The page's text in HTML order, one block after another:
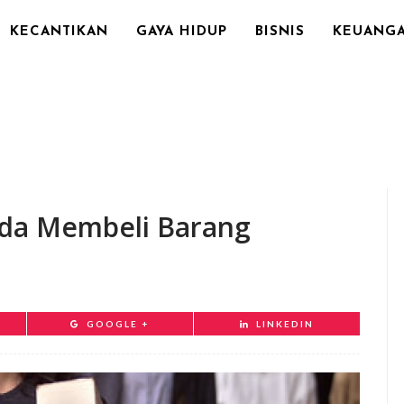
KECANTIKAN GAYA HIDUP BISNIS
Membeli Barang
GOOGLE + LINKEDIN